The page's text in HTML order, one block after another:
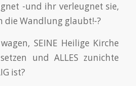
-und ihr verleugnet sie,
die Wandlung glaubt!-?
SEINE Heilige Kirche
und ALLES zunichte
ist?